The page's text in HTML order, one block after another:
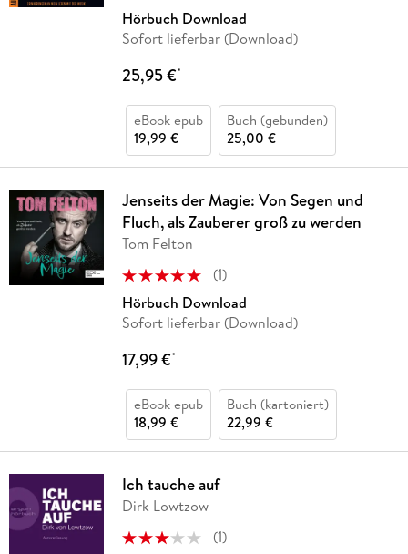
Hörbuch Download
Sofort lieferbar (Download)
25,95 €*
eBook epub
19,99 €
Buch (gebunden)
25,00 €
Jenseits der Magie: Von Segen und
Fluch, als Zauberer groß zu werden
Tom Felton
(1)
Hörbuch Download
Sofort lieferbar (Download)
17,99 €*
eBook epub
18,99 €
Buch (kartoniert)
22,99 €
Ich tauche auf
Dirk Lowtzow
(1)